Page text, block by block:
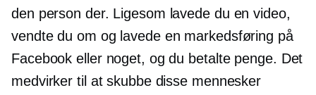
den person der. Ligesom lavede du en video,
vendte du om og lavede en markedsføring på
Facebook eller noget, og du betalte penge. Det
medvirker til at skubbe disse mennesker